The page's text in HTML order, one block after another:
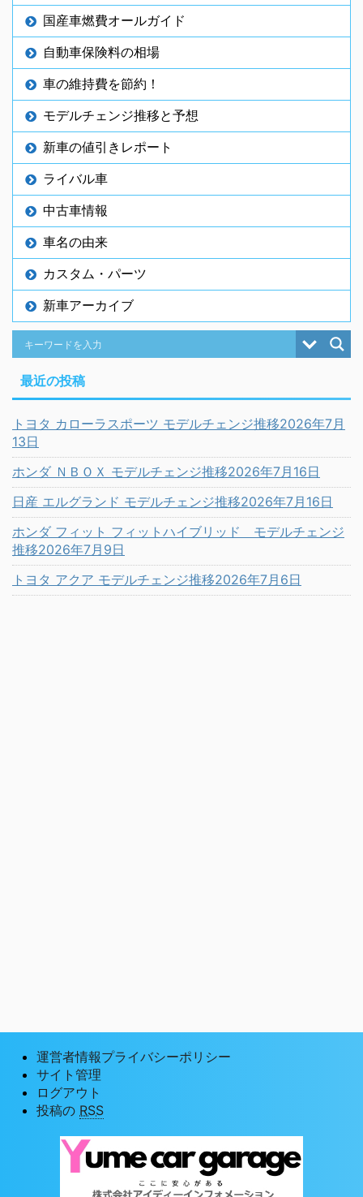
国産車燃費オールガイド
自動車保険料の相場
車の維持費を節約！
モデルチェンジ推移と予想
新車の値引きレポート
ライバル車
中古車情報
車名の由来
カスタム・パーツ
新車アーカイブ
最近の投稿
トヨタ カローラスポーツ モデルチェンジ推移2026年7月
13日
ホンダ ＮＢＯＸ モデルチェンジ推移2026年7月16日
日産 エルグランド モデルチェンジ推移2026年7月16日
ホンダ フィット フィットハイブリッド モデルチェンジ
推移2026年7月9日
トヨタ アクア モデルチェンジ推移2026年7月6日
運営者情報プライバシーポリシー
サイト管理
ログアウト
投稿の RSS